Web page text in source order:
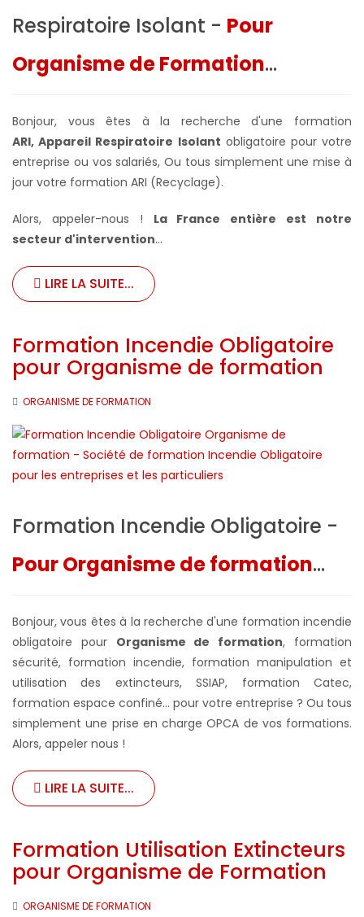
Respiratoire Isolant - Pour
Organisme de Formation...
Bonjour, vous êtes à la recherche d'une formation
ARI, Appareil Respiratoire Isolant obligatoire pour votre
entreprise ou vos salariés,Ou tous simplement une mise à
jour votre formation ARI (Recyclage).
Alors, appeler-nous ! La France entière est notre
secteur d'intervention...
LIRE LA SUITE...
Formation Incendie Obligatoire
pour Organisme de formation
ORGANISME DE FORMATION
Formation Incendie Obligatoire -
Pour Organisme de formation...
Bonjour, vous êtes à la recherche d'une formation incendie
obligatoire pour Organisme de formation, formation
sécurité, formation incendie, formation manipulation et
utilisation des extincteurs, SSIAP, formation Catec,
formation espace confiné... pour votre entreprise ? Ou tous
simplement une prise en charge OPCA de vos formations.
Alors, appeler nous !
LIRE LA SUITE...
Formation Utilisation Extincteurs
pour Organisme de Formation
ORGANISME DE FORMATION